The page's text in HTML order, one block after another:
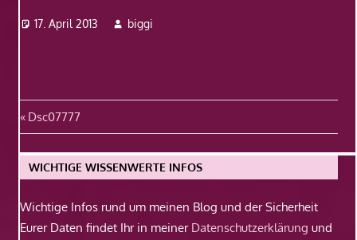
17. April 2013 biggi
Beitragsnavigation
Vorheriger
Beitrag:
Dsc07777
WICHTIGE WISSENWERTE INFOS
Wichtige Infos rund um meinen Blog und der Sicherheit
Eurer Daten findet Ihr in meiner Datenschutzerklärung und